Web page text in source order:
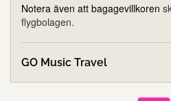
Notera även att bagagevillkoren
flygbolagen.
GO Music Travel